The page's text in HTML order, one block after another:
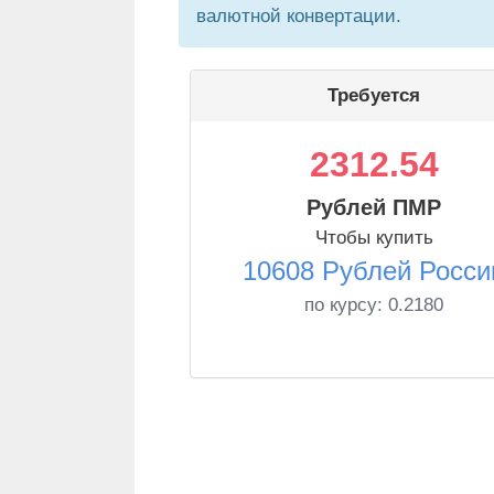
валютной конвертации.
Требуется
2312.54
Рублей ПМР
Чтобы купить
10608 Рублей
по курсу: 0.2180